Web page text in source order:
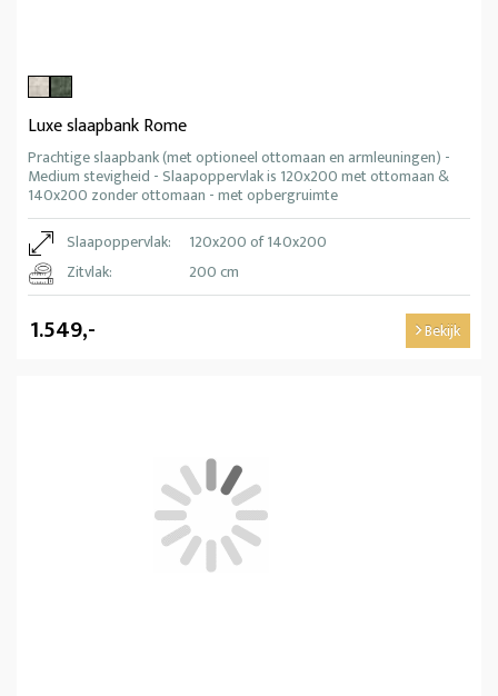
Luxe slaapbank Rome
Prachtige slaapbank (met optioneel ottomaan en armleuningen) -
Medium stevigheid - Slaapoppervlak is 120x200 met ottomaan &
140x200 zonder ottomaan - met opbergruimte
Slaapoppervlak:
120x200 of 140x200
Zitvlak:
200 cm
1.549,- Bekijk